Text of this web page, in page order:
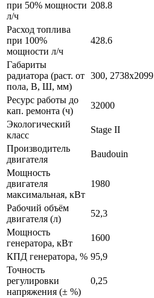
при 50% мощности
л/ч
208.8
Расход топлива
при 100%
мощности л/ч
428.6
Габариты
радиатора (раст. от
пола, В, Ш, мм)
300, 2738х2099
Ресурс работы до
кап. ремонта (ч)
32000
Экологический
класс
Stage II
Производитель
двигателя
Baudouin
Мощность
двигателя
максимальная, кВт
1980
Рабочий объём
двигателя (л)
52,3
Мощность
генератора, кВт
1600
КПД генератора, % 95,9
Точность
регулировки
напряжения (± %)
0,25